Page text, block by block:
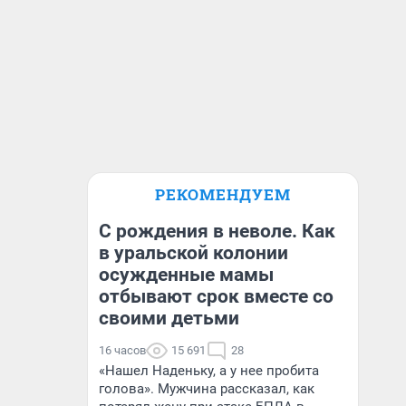
РЕКОМЕНДУЕМ
С рождения в неволе. Как
в уральской колонии
осужденные мамы
отбывают срок вместе со
своими детьми
16 часов 15 691 28
«Нашел Наденьку, а у нее пробита
голова». Мужчина рассказал, как